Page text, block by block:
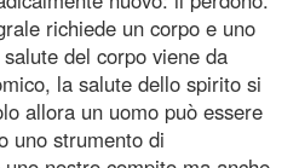
richiede un corpo e uno
del corpo viene da
la salute dello spirito si
allora un uomo può essere
uno strumento di